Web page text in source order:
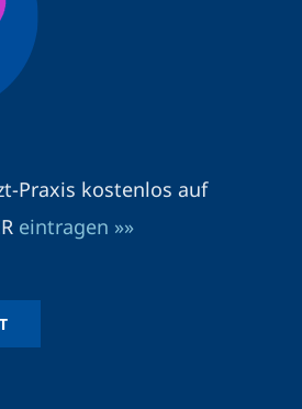
Praxis kostenlos auf
eintragen »»